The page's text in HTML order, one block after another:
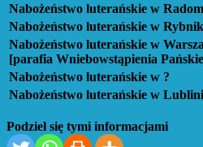
Nabożeństwo luterańskie w
Nabożeństwo luterańskie w
Nabożeństwo luterańskie w
[parafia Wniebowstąpienia
Nabożeństwo luterańskie w ?
Nabożeństwo luterańskie w
Podziel się tymi informacjami